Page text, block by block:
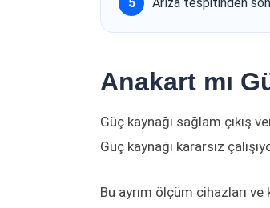
Arıza tespitinden
Anakart mı
Güç kaynağı sağlam çıkış
Güç kaynağı kararsız
Bu ayrım ölçüm cihazları